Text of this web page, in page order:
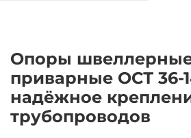
Опоры
приварные ОСТ 36-
надёжное
трубопроводов